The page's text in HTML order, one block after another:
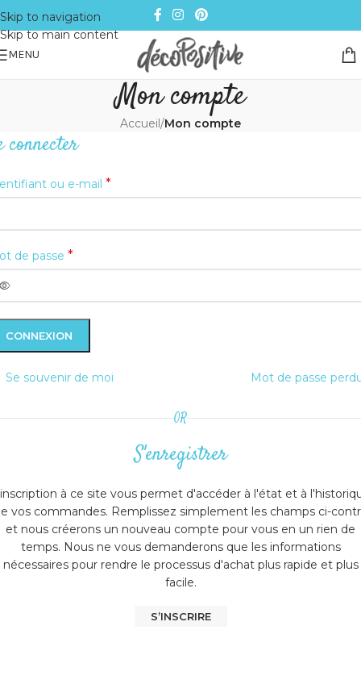
Skip to navigation
Skip to main content
MENU
Mon compte
Accueil/Mon compte
connecter
ou e-mail *
de passe *
CONNEXION
Mot de passe
Se souvenir de moi
OR
S'enregistrer
à ce site vous permet d'accéder à l'état et à
vos commandes. Remplissez simplement les champs ci-
et nous créerons un nouveau compte pour vous en un rien de
temps. Nous ne vous demanderons que les informations
nécessaires pour rendre le processus d'achat plus rapide et plus
facile.
S’INSCRIRE